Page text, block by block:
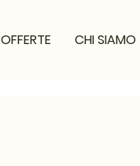
OFFERTE CHI SIAMO